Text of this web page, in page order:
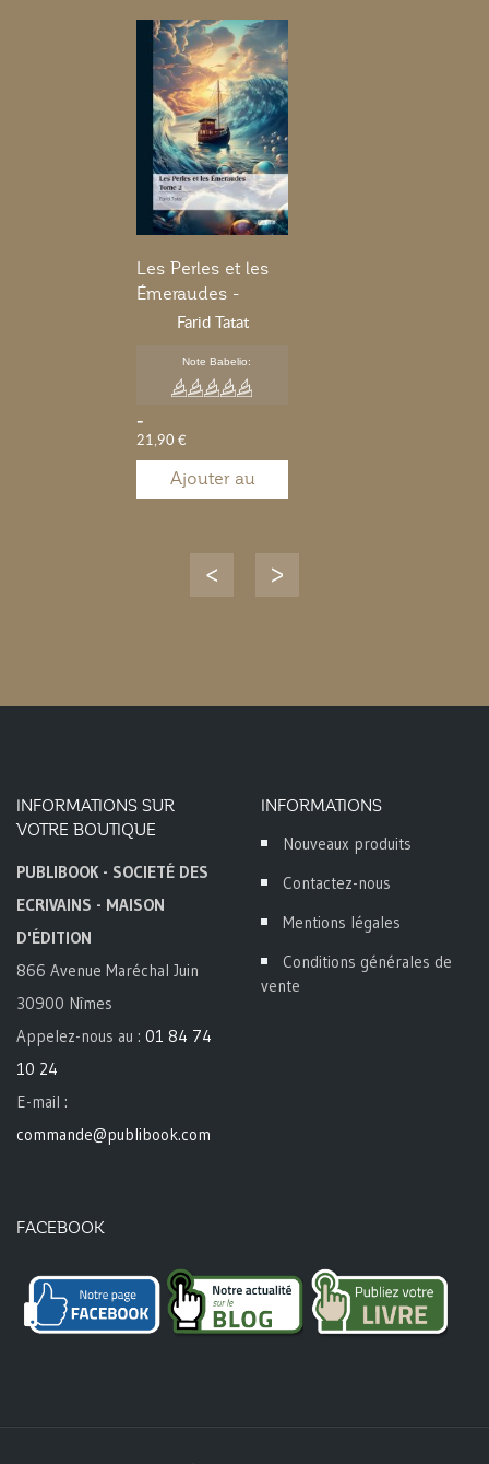
Les Perles et les
Émeraudes -
Tome 2Farid Tatat
Note Babelio:
-
21,90 €
Ajouter au
INFORMATIONS SUR
VOTRE BOUTIQUE
PUBLIBOOK - SOCIETÉ DES
ECRIVAINS - MAISON
D'ÉDITION
866 Avenue Maréchal Juin
30900 Nîmes
Appelez-nous au : 01 84 74
10 24
E-mail :
commande@publibook.com
INFORMATIONS
Nouveaux produits
Contactez-nous
Mentions légales
Conditions générales de
vente
FACEBOOK